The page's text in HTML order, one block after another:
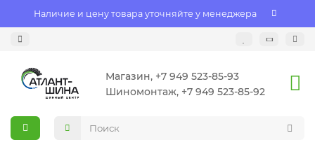
Наличие и цену товара уточняйте у менеджера
Магазин, +7 949 523-85-93
Шиномонтаж, +7 949 523-85-92